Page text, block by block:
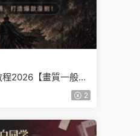
2026【畫質一般有
2